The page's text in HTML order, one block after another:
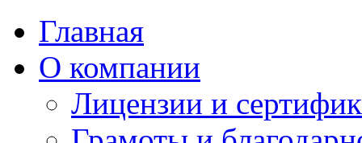
Главная
О компании
Лицензии и